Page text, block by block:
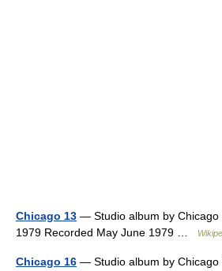
Chicago 13 — Studio album by Chicago
1979 Recorded May June 1979 …
Chicago 16 — Studio album by Chicago